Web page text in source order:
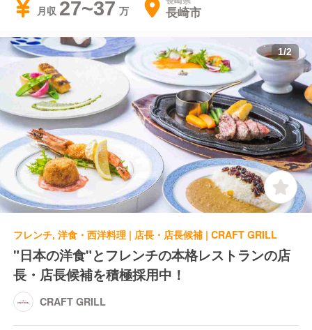
月収 27~37 長崎市
1/2
フレンチ, 洋食・西洋料理 | 店長・店長候補 | CRAFT GRILL
"日本の洋食"とフレンチの本格レストランの店
長・店長候補を積極採用中！
CRAFT GRILL